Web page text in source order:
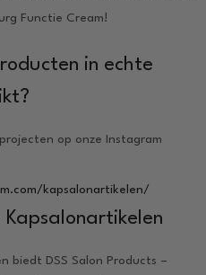
Functie Cream!
in echte
op onze Instagram
kapsalonartikelen/
Kapsalonartikelen
biedt DSS Salon Products –